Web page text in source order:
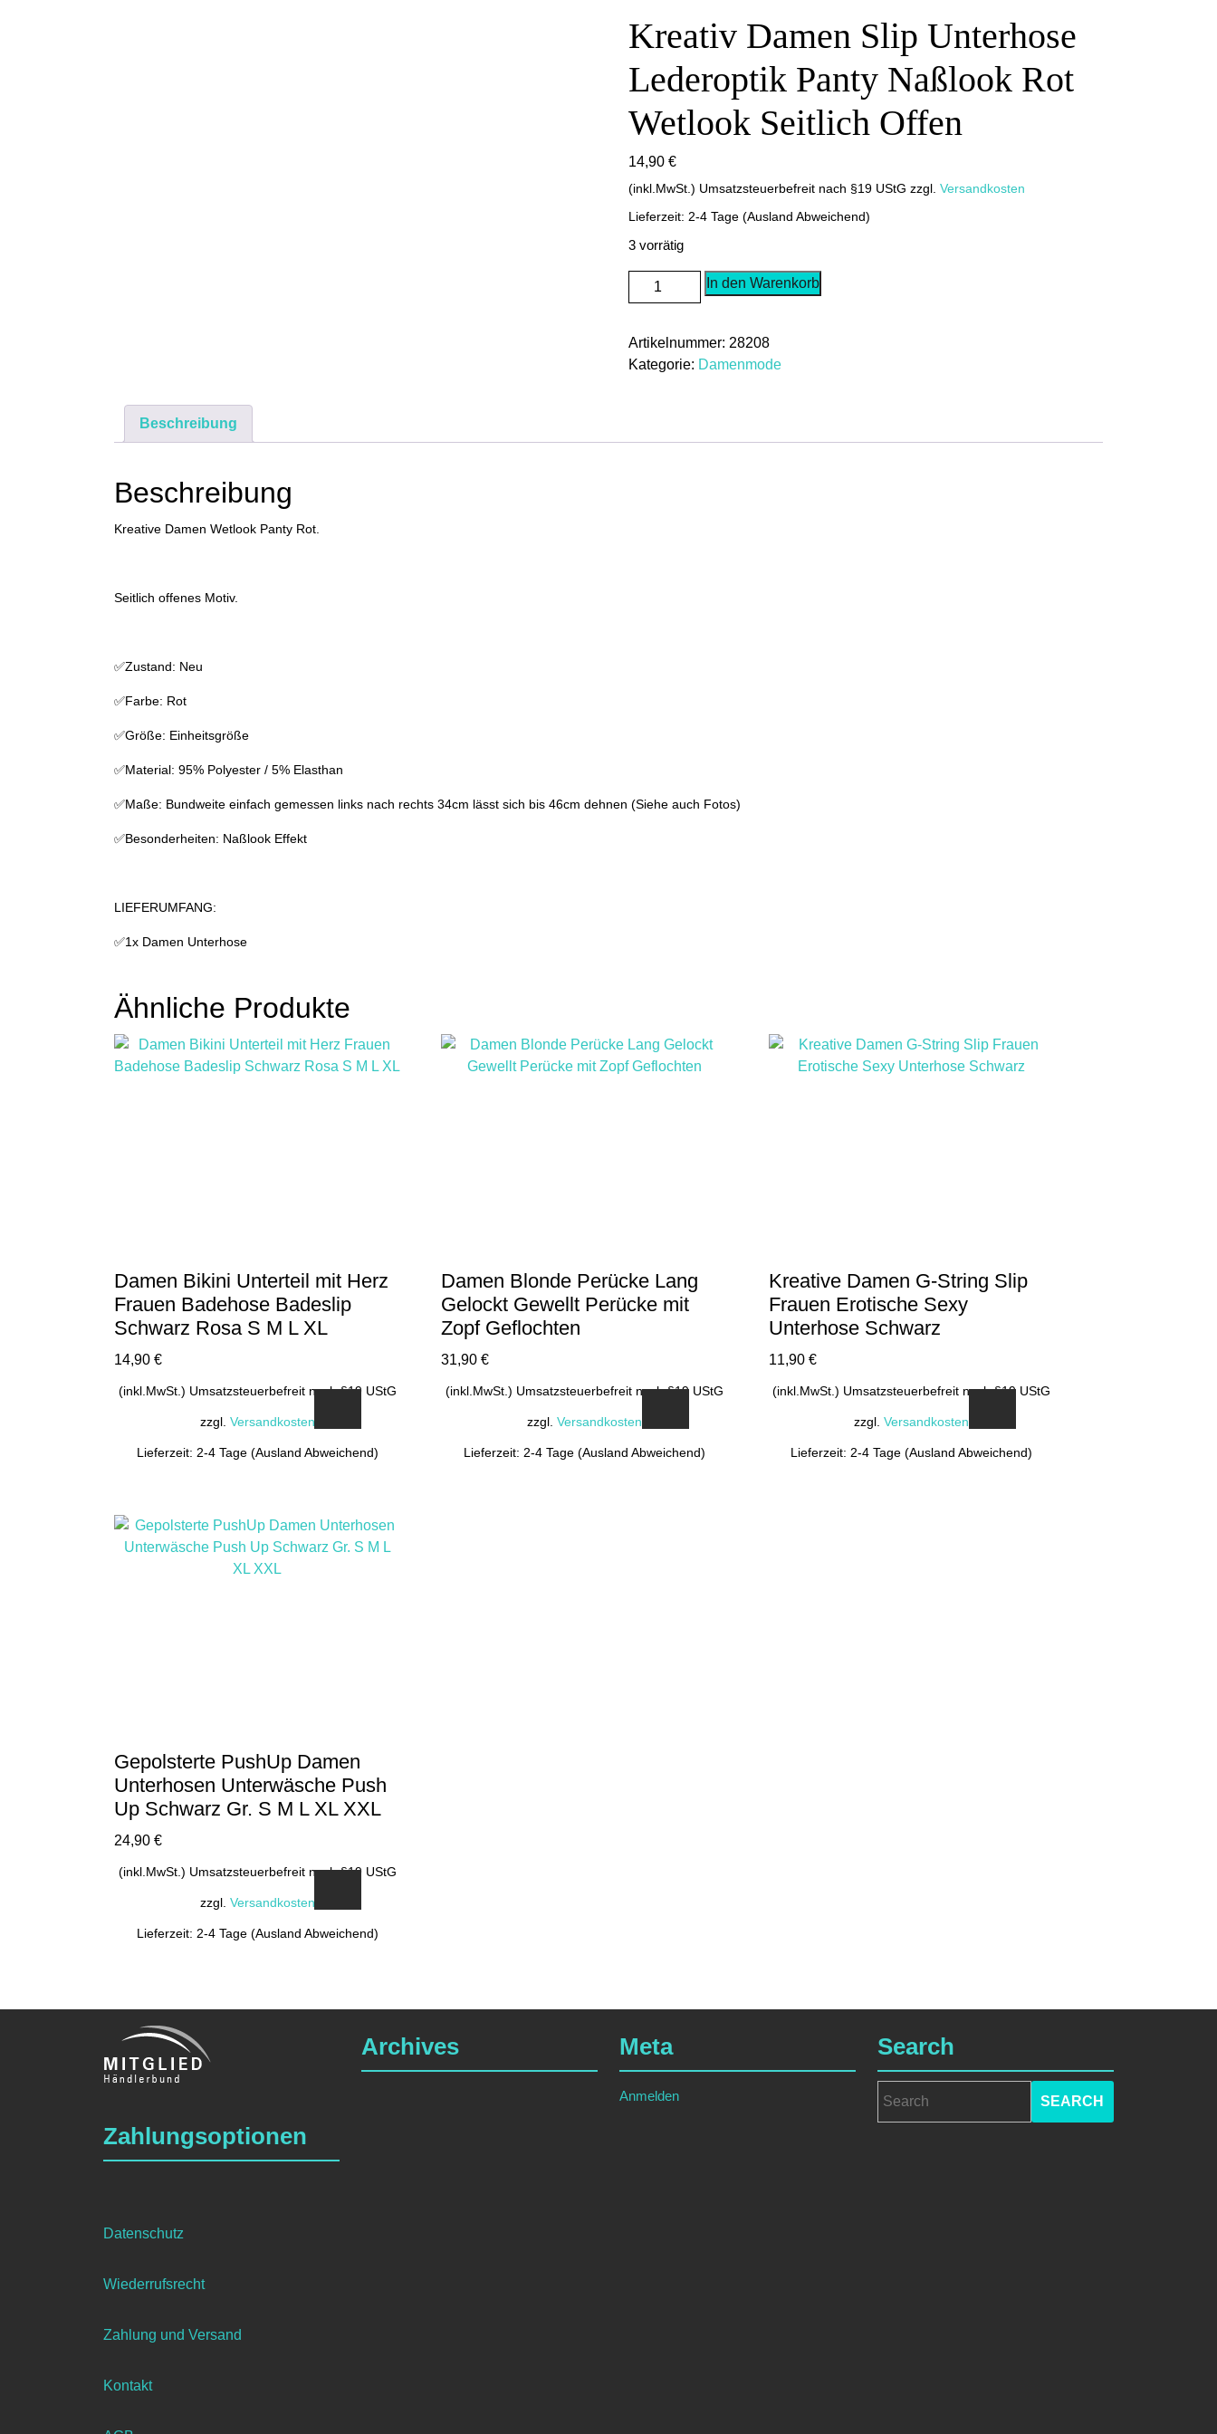
Kreativ Damen Slip Unterhose
Lederoptik Panty Naßlook Rot
Wetlook Seitlich Offen
14,90 €
(inkl.MwSt.) Umsatzsteuerbefreit nach §19 UStG zzgl. Versandkosten
Lieferzeit: 2-4 Tage (Ausland Abweichend)
3 vorrätig
Kreativ
Damen
Unterhose
Lederoptik
In den Warenkorb
Artikelnummer: 28208
Kategorie: Damenmode
Beschreibung
Beschreibung
Kreative Damen Wetlook Panty Rot.
Seitlich offenes Motiv.
✅Zustand: Neu
✅Farbe: Rot
✅Größe: Einheitsgröße
✅Material: 95% Polyester / 5% Elasthan
✅Maße: Bundweite einfach gemessen links nach rechts 34cm lässt sich bis 46cm dehnen (Siehe auch Fotos)
✅Besonderheiten: Naßlook Effekt
LIEFERUMFANG:
✅1x Damen Unterhose
Ähnliche Produkte
Damen Bikini Unterteil mit Herz
Frauen Badehose Badeslip
Schwarz Rosa S M L XL
14,90 €
(inkl.MwSt.) Umsatzsteuerbefreit nach §19 UStG
zzgl. Versandkosten
Lieferzeit: 2-4 Tage (Ausland Abweichend)
weist
mehrere
Varianten
werden
Damen Blonde Perücke Lang
Gelockt Gewellt Perücke mit
Zopf Geflochten
31,90€
(inkl.MwSt.) Umsatzsteuerbefreit nach §19 UStG
zzgl. Versandkosten
Lieferzeit: 2-4 Tage (Ausland Abweichend)
Kreative Damen G-String Slip
Frauen Erotische Sexy
Unterhose Schwarz
11,90 €
(inkl.MwSt.) Umsatzsteuerbefreit nach §19 UStG
zzgl.Versandkosten
Lieferzeit: 2-4 Tage (Ausland Abweichend)
Gepolsterte PushUp Damen
Unterhosen Unterwäsche Push
Up Schwarz Gr. S M L XL XXL
24,90 €
(inkl.MwSt.) Umsatzsteuerbefreit nach §19 UStG
zzgl. Versandkosten
Lieferzeit: 2-4 Tage (Ausland Abweichend)
können
auf
Zahlungsoptionen
Datenschutz
Wiederrufsrecht
Zahlung und Versand
Kontakt
Archives Meta
Anmelden
Search